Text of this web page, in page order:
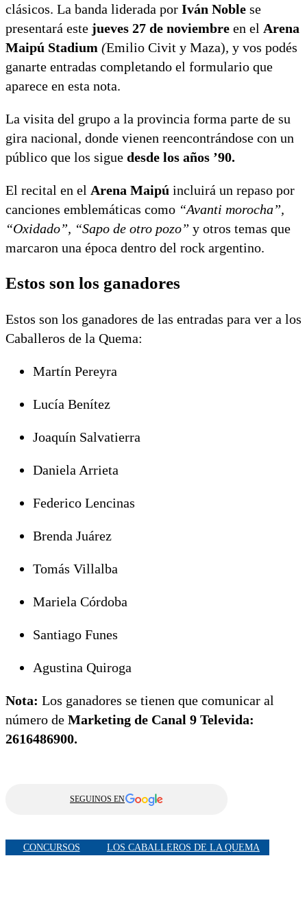
clásicos. La banda liderada por Iván Noble se
presentará este jueves 27 de noviembre en el Arena
Maipú Stadium (Emilio Civit y Maza), y vos podés
ganarte entradas completando el formulario que
aparece en esta nota.
La visita del grupo a la provincia forma parte de su
gira nacional, donde vienen reencontrándose con un
público que los sigue desde los años ’90.
El recital en el Arena Maipú incluirá un repaso por
canciones emblemáticas como “Avanti morocha”,
“Oxidado”, “Sapo de otro pozo” y otros temas que
marcaron una época dentro del rock argentino.
Estos son los ganadores
Estos son los ganadores de las entradas para ver a los
Caballeros de la Quema:
Martín Pereyra
Lucía Benítez
Joaquín Salvatierra
Daniela Arrieta
Federico Lencinas
Brenda Juárez
Tomás Villalba
Mariela Córdoba
Santiago Funes
Agustina Quiroga
Nota: Los ganadores se tienen que comunicar al
número de Marketing de Canal 9 Televida:
2616486900.
SEGUINOS EN
CONCURSOS LOS CABALLEROS DE LA QUEMA